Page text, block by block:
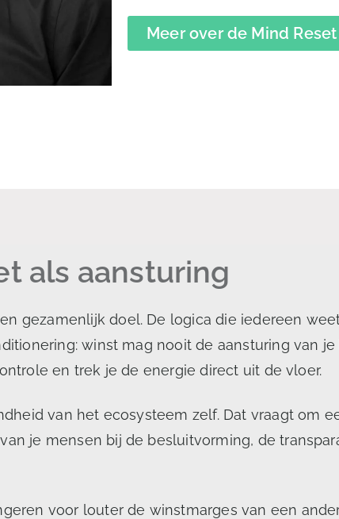
Meer over de Mind
als aansturing
gezamenlijk doel. De logica die iedereen
winst mag nooit de aansturing van
en trek je de energie direct uit de vloer.
van het ecosysteem zelf. Dat vraagt om
je mensen bij de besluitvorming, de
voor louter de winstmarges van een